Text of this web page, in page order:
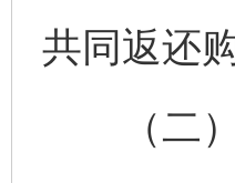
共同返还
（二）